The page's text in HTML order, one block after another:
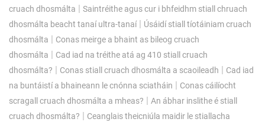
cruach dhosmálta | Saintréithe agus cur i bhfeidhm stiall chruach
dhosmálta beacht tanaí ultra-tanaí| Úsáidí stiall tíotáiniam cruach
dhosmálta | Conas meirge a bhaint as bileog cruach
dhosmálta | Cad iad na tréithe atá ag 410 stiall cruach
dhosmálta? | Conas stiall cruach dhosmálta a scaoileadh | Cad iad
na buntáistí a bhaineann le cnónna sciatháin | Conas cáilíocht
scragall cruach dhosmálta a mheas? | An ábhar inslithe é stiall
cruach dhosmálta? | Ceanglais theicniúla maidir le stiallacha